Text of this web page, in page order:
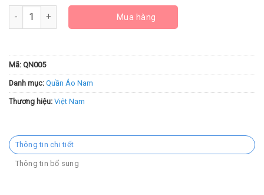
Quần Jean Dài Nam Xanh Nhạt QN005 số lượng
Mua hàng
Mã: QN005
Danh mục: Quần Áo Nam
Thương hiệu: Việt Nam
Thông tin chi tiết
Thông tin bổ sung